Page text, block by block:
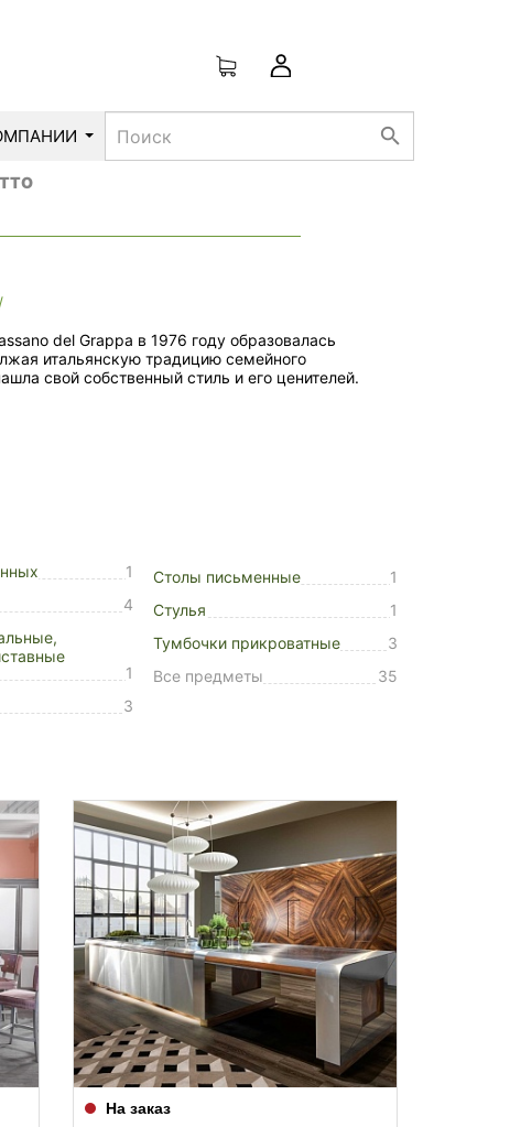
search
del Grappa в 1976 году образовалась
итальянскую традицию семейного
свой собственный стиль и его ценителей.
1
4
1
3
Столы письменные
1
Стулья
1
Тумбочки прикроватные
3
Все предметы
35
На заказ